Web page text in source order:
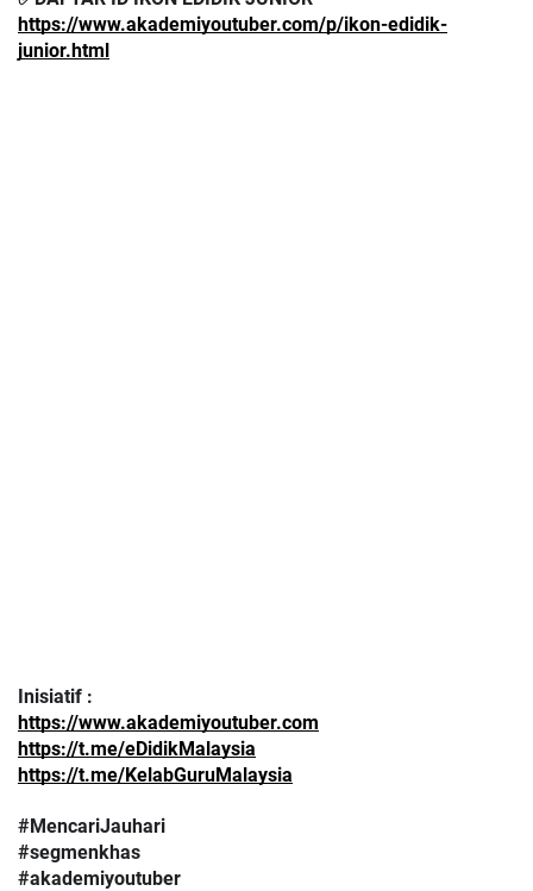
https://www.akademiyoutuber.com/p/ikon-edidik-
junior.html
Inisiatif :
https://www.akademiyoutuber.com
https://t.me/eDidikMalaysia
https://t.me/KelabGuruMalaysia
#MencariJauhari
#segmenkhas
#akademiyoutuber